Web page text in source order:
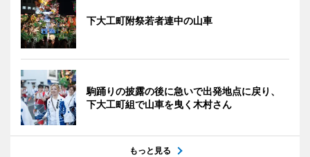
下大工町附祭若者連中の山車
駒踊りの披露の後に急いで出発地点に戻り、
下大工町組で山車を曳く木村さん
もっと見る